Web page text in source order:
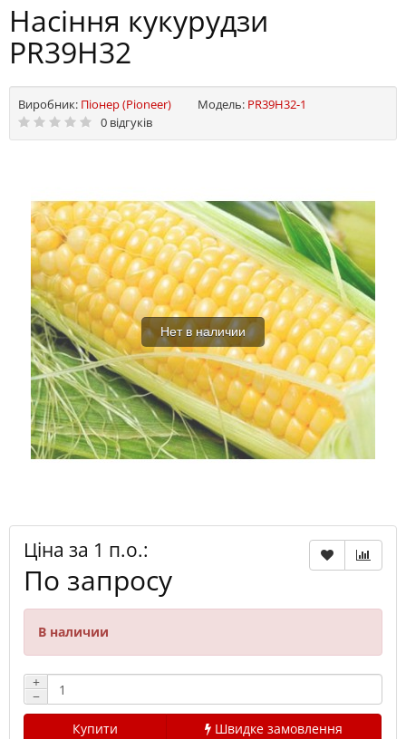
Насіння кукурудзи
PR39H32
Виробник: Піонер (Pioneer) Модель: PR39H32-1
0 відгуків
Нет в наличии
Ціна за 1 п.о.:
По запросу
В наличии
+
−
Купити
Швидке замовлення